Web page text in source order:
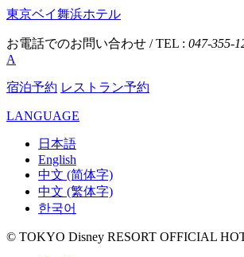
東京ベイ舞浜ホテル
お電話でのお問い合わせ / TEL : 047-355-
A
宿泊予約 レストラン予約
LANGUAGE
日本語
English
中文 (简体字)
中文 (繁体字)
한국어
© TOKYO Disney RESORT OFFICIAL